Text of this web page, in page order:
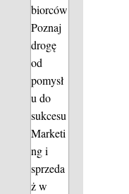
biorców
Poznaj
drogę
od
pomysł
u do
sukcesu
Marketi
ng i
sprzeda
ż w